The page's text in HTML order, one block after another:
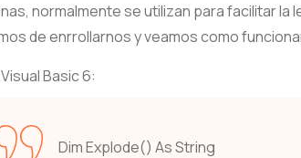
normalmente se utilizan para facilitar la
de enrrollarnos y veamos como
Basic 6:
Dim Explode() As String